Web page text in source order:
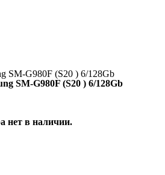
SM-G980F (S20 ) 6/128Gb
SM-G980F (S20 ) 6/128Gb
нет в наличии.